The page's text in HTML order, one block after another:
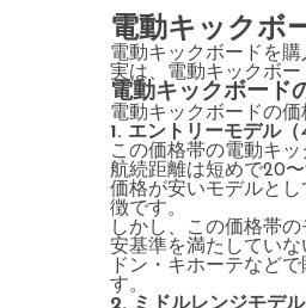
電動キックボ
電動キックボードを
実は、電動キックボ
電動キックボード
電動キックボードの価
1. エントリーモデル（
この価格帯の電動キ
航続距離は短めで20
価格が安いモデルとし
徴です。
しかし、この価格帯
安基準を満たしていな
ドン・キホーテなど
す。